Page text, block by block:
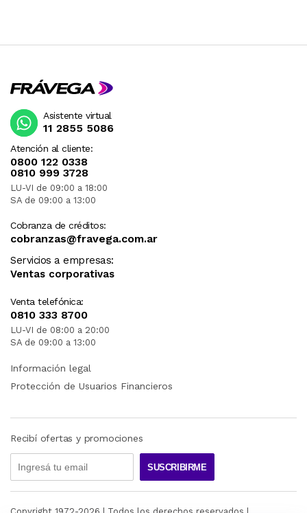
Atención al cliente:
0800 122 0338
0810 999 3728
LU-VI de 09:00 a 18:00
SA de 09:00 a 13:00
Cobranza de créditos:
cobranzas@fravega.com.ar
Servicios a empresas:
Ventas corporativas
Venta telefónica:
0810 333 8700
LU-VI de 08:00 a 20:00
SA de 09:00 a 13:00
Asistente virtual
11 2855 5086
Información legal
Protección de Usuarios Financieros
Recibí ofertas y promociones
SUSCRIBIRME